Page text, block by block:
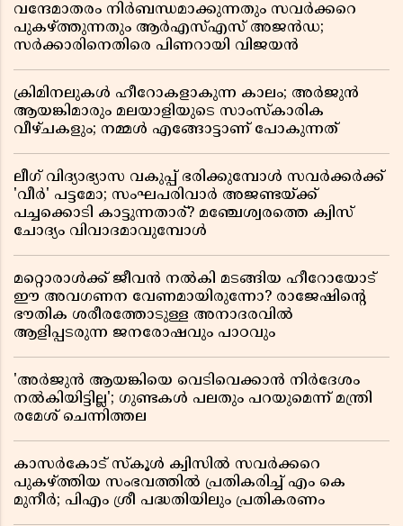
വന്ദേമാതരം നിർബന്ധമാക്കുന്നതും സവർക്കറെ
പുകഴ്ത്തുന്നതും ആർഎസ്എസ് അജൻഡ;
സർക്കാരിനെതിരെ പിണറായി വിജയൻ
ക്രിമിനലുകൾ ഹീറോകളാകുന്ന കാലം; അർജുൻ
ആയങ്കിമാരും മലയാളിയുടെ സാംസ്കാരിക
വീഴ്ചകളും; നമ്മൾ എങ്ങോട്ടാണ് പോകുന്നത്
ലീഗ് വിദ്യാഭ്യാസ വകുപ്പ് ഭരിക്കുമ്പോൾ സവർക്കർക്ക്
'വീർ' പട്ടമോ; സംഘപരിവാർ അജണ്ടയ്ക്ക്
പച്ചക്കൊടി കാട്ടുന്നതാര്? മഞ്ചേശ്വരത്തെ ക്വിസ്
ചോദ്യം വിവാദമാവുമ്പോൾ
മറ്റൊരാൾക്ക് ജീവൻ നൽകി മടങ്ങിയ ഹീറോയോട്
ഈ അവഗണന വേണമായിരുന്നോ? രാജേഷിൻ്റെ
ഭൗതിക ശരീരത്തോടുള്ള അനാദരവിൽ
ആളിപ്പടരുന്ന ജനരോഷവും പാഠവും
'അർജുൻ ആയങ്കിയെ വെടിവെക്കാൻ നിർദേശം
നൽകിയിട്ടില്ല'; ഗുണ്ടകൾ പലതും പറയുമെന്ന് മന്ത്രി
രമേശ് ചെന്നിത്തല
കാസർകോട് സ്കൂൾ ക്വിസിൽ സവർക്കറെ
പുകഴ്ത്തിയ സംഭവത്തിൽ പ്രതികരിച്ച് എം കെ
മുനീർ; പിഎം ശ്രീ പദ്ധതിയിലും പ്രതികരണം